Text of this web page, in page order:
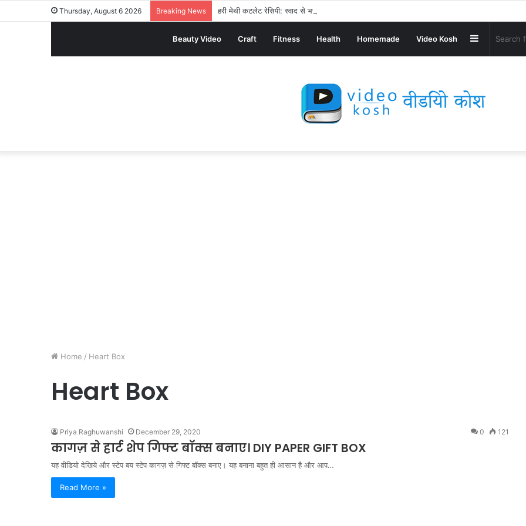
Thursday, August 6 2026 Breaking News हरी मेथी कटलेट रेसिपी: स्वाद से भरपूर और स्वस्थ नाश्ता बनाएं!
Beauty Video Craft Fitness Health Homemade Video Kosh Sidebar
Home / Heart Box
Heart Box
Priya Raghuwanshi December 29, 2020 0 121
कागज़ से हार्ट शेप गिफ्ट बॉक्स बनाए। DIY PAPER GIFT BOX
यह वीडियो देखिये और स्टेप बय स्टेप कागज़ से गिफ्ट बॉक्स बनाए। यह बनाना बहुत ही आसान है और आप…
Read More »